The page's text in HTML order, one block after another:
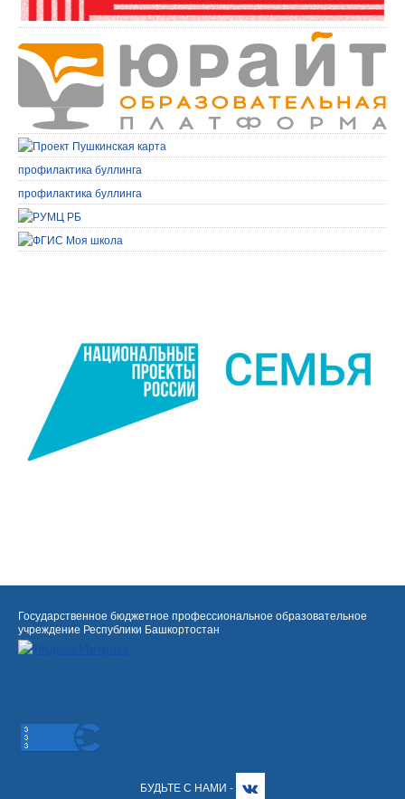
профилактика буллинга
профилактика буллинга
Государственное бюджетное профессиональное образовательное
учреждение Республики Башкортостан
БУДЬТЕ С НАМИ -